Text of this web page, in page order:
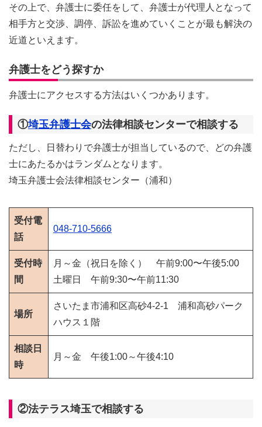
その上で、弁護士に委任をして、弁護士が代理人となって
相手方と交渉、調停、訴訟を進めていくことが最も解決の
近道といえます。
弁護士をどう探すか
弁護士にアクセスする方法はいくつかあります。
①埼玉弁護士会の法律相談センターで相談する
ただし、日替わりで弁護士が担当しているので、どの弁護
士にあたるかはランダムとなります。
埼玉弁護士会法律相談センター（浦和）
受付電
話
048-710-5666
受付時
間
月～金（祝日を除く） 午前9:00〜午後5:00
土曜日 午前9:30〜午前11:30
場所
さいたま市浦和区高砂4-2-1 浦和高砂パーク
ハウス１階
相談日
時
月～金 午後1:00～午後4:10
②法テラス埼玉で相談する